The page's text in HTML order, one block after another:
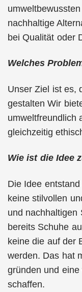
nachhaltige
bei Qualität oder
Welches
Unser Ziel ist es,
gestalten Wir
umweltfreundlich
gleichzeitig
Wie ist die Idee
Die Idee
keine stilvollen
und nachhaltigen
bereits Schuhe
keine die auf der
werden. Das hat
gründen und
schaffen.